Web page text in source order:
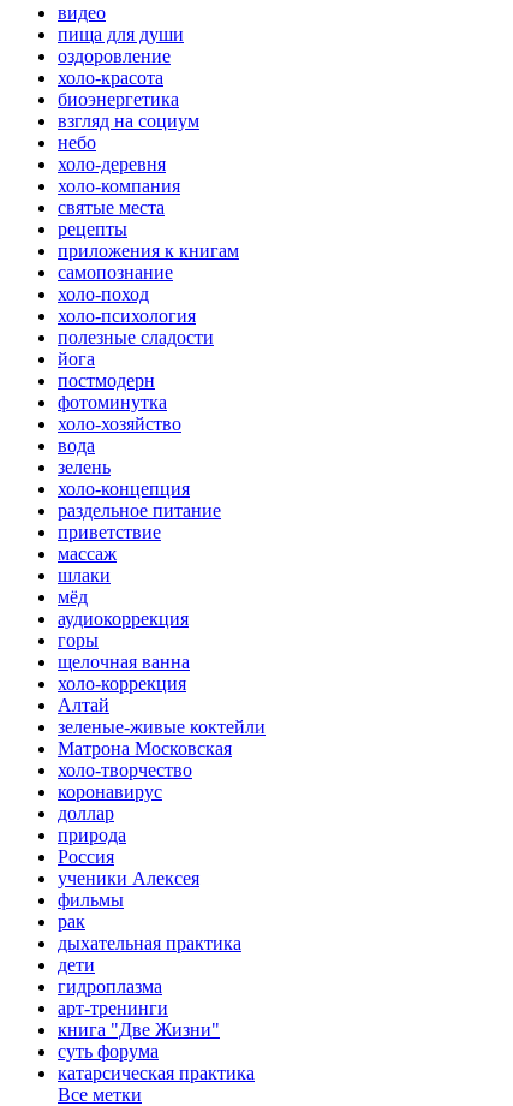
видео
пища для души
оздоровление
холо-красота
биоэнергетика
взгляд на социум
небо
холо-деревня
холо-компания
святые места
рецепты
приложения к книгам
самопознание
холо-поход
холо-психология
полезные сладости
йога
постмодерн
фотоминутка
холо-хозяйство
вода
зелень
холо-концепция
раздельное питание
приветствие
массаж
шлаки
мёд
аудиокоррекция
горы
щелочная ванна
холо-коррекция
Алтай
зеленые-живые коктейли
Матрона Московская
холо-творчество
коронавирус
доллар
природа
Россия
ученики Алексея
фильмы
рак
дыхательная практика
дети
гидроплазма
арт-тренинги
книга "Две Жизни"
суть форума
катарсическая практика
Все метки